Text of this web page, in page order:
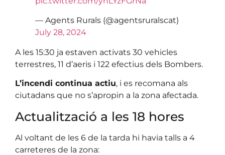
— Agents Rurals (@agentsruralscat)
July 28, 2024
A les 15:30 ja estaven activats 30 vehicles
terrestres, 11 d’aeris i 122 efectius dels Bombers.
L’incendi continua actiu, i es recomana als
ciutadans que no s’apropin a la zona afectada.
Actualització a les 18 hores
Al voltant de les 6 de la tarda hi havia talls a 4
carreteres de la zona: